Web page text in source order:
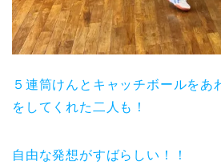
５連筒けんとキャッチボールをあ
をしてくれた二人も！
自由な発想がすばらしい！！